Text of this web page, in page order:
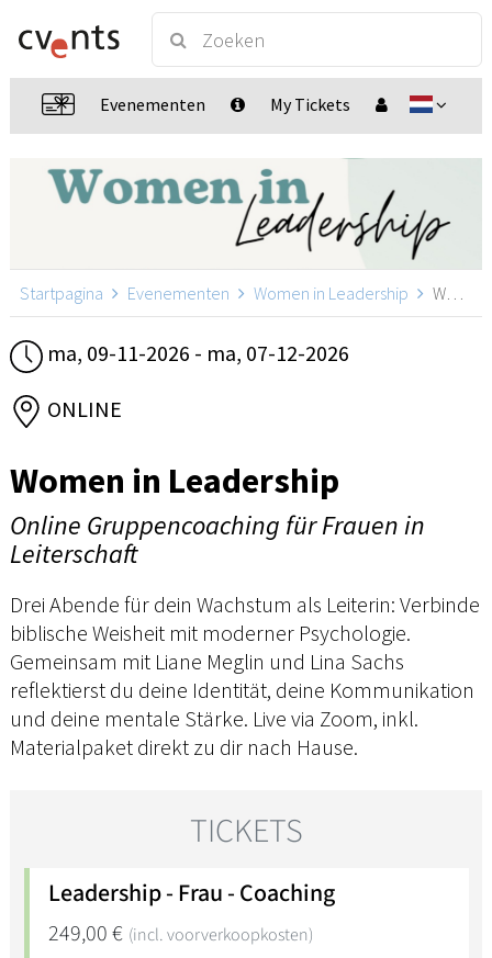
Evenementen My Tickets
Startpagina Evenementen Women in Leadership Women in Leadership, ONLINE
ma, 09-11-2026 - ma, 07-12-2026
ONLINE
Women in Leadership
Online Gruppencoaching für Frauen in
Leiterschaft
Drei Abende für dein Wachstum als Leiterin: Verbinde
biblische Weisheit mit moderner Psychologie.
Gemeinsam mit Liane Meglin und Lina Sachs
reflektierst du deine Identität, deine Kommunikation
und deine mentale Stärke. Live via Zoom, inkl.
Materialpaket direkt zu dir nach Hause.